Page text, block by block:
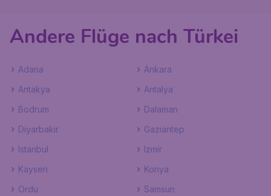
Andere Flüge nach Türkei
Adana
Ankara
Antakya
Antalya
Bodrum
Dalaman
Diyarbakir
Gaziantep
Istanbul
Izmir
Kayseri
Konya
Ordu
Samsun